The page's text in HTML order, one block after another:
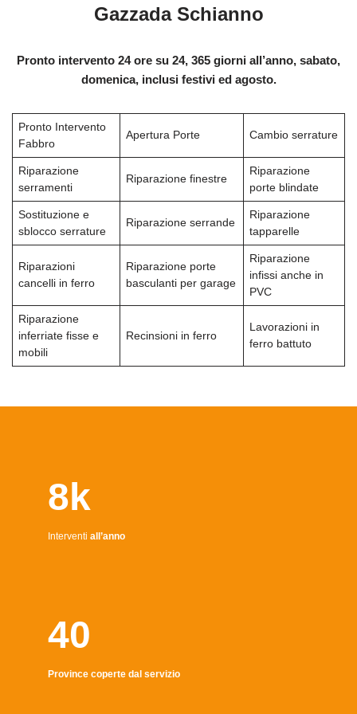
Gazzada Schianno
Pronto intervento 24 ore su 24, 365 giorni all’anno, sabato,
domenica, inclusi festivi ed agosto.
Pronto Intervento
Fabbro
Apertura Porte Cambio serrature
Riparazione
serramenti
Riparazione finestre
Riparazione
porte blindate
Sostituzione e
sblocco serrature
Riparazione serrande
Riparazione
tapparelle
Riparazioni
cancelli in ferro
Riparazione porte
basculanti per garage
Riparazione
infissi anche in
PVC
Riparazione
inferriate fisse e
mobili
Recinsioni in ferro
Lavorazioni in
ferro battuto
8k
Interventi all’anno
40
Province coperte dal servizio